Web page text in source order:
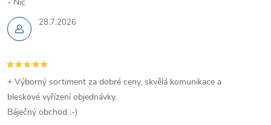
28.7.2026
+ Výborný sortiment za dobré ceny, skvělá komunikace a
bleskové vyřízení objednávky.
Báječný obchod :-)